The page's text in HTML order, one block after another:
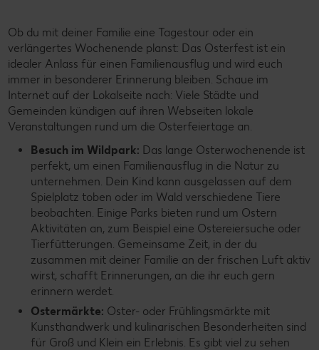
Ob du mit deiner Familie eine Tagestour oder ein
verlängertes Wochenende planst: Das Osterfest ist ein
idealer Anlass für einen Familienausflug und wird euch
immer in besonderer Erinnerung bleiben. Schaue im
Internet auf der Lokalseite nach: Viele Städte und
Gemeinden kündigen auf ihren Webseiten lokale
Veranstaltungen rund um die Osterfeiertage an.
Besuch im Wildpark: Das lange Osterwochenende ist
perfekt, um einen Familienausflug in die Natur zu
unternehmen. Dein Kind kann ausgelassen auf dem
Spielplatz toben oder im Wald verschiedene Tiere
beobachten. Einige Parks bieten rund um Ostern
Aktivitäten an, zum Beispiel eine Ostereiersuche oder
Tierfütterungen. Gemeinsame Zeit, in der du
zusammen mit deiner Familie an der frischen Luft aktiv
wirst, schafft Erinnerungen, an die ihr euch gern
erinnern werdet.
Ostermärkte: Oster- oder Frühlingsmärkte mit
Kunsthandwerk und kulinarischen Besonderheiten sind
für Groß und Klein ein Erlebnis. Es gibt viel zu sehen